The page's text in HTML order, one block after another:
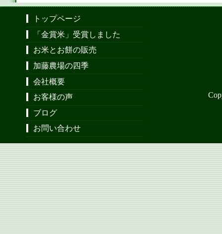
トップページ
「金賞米」受賞しました
お米とお餅の販売
加藤農場の四季
会社概要
お客様の声
ブログ
お問い合わせ